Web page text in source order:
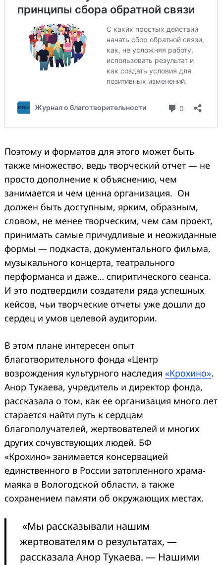
Поэтому и форматов для этого может быть
также множество, ведь творческий отчет — не
просто дополнение к объяснению, чем
занимается и чем ценна организация. Он
должен быть доступным, ярким, образным,
словом, не менее творческим, чем сам проект,
принимать самые причудливые и неожиданные
формы — подкаста, документального фильма,
музыкального концерта, театрального
перформанса и даже… спиритического сеанса.
И это подтвердили создатели ряда успешных
кейсов, чьи творческие отчеты уже дошли до
сердец и умов целевой аудитории.
В этом плане интересен опыт
благотворительного фонда «Центр
возрождения культурного наследия «Крохино».
Анор Тукаева, учредитель и директор фонда,
рассказала о том, как ее организация много лет
старается найти путь к сердцам
благополучателей, жертвователей и многих
других сочувствующих людей. БФ
«Крохино» занимается консервацией
единственного в России затопленного храма-
маяка в Вологодской области, а также
сохранением памяти об окружающих местах.
«Мы рассказывали нашим
жертвователям о результатах, —
рассказала Анор Тукаева. — Нашими